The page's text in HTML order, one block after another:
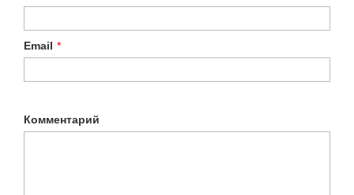
Email *
Комментарий